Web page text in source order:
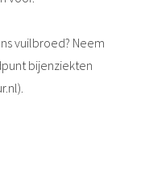
vuilbroed? Neem
bijenziekten